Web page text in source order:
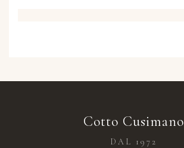
Cotto Cusimano
DAL 1972